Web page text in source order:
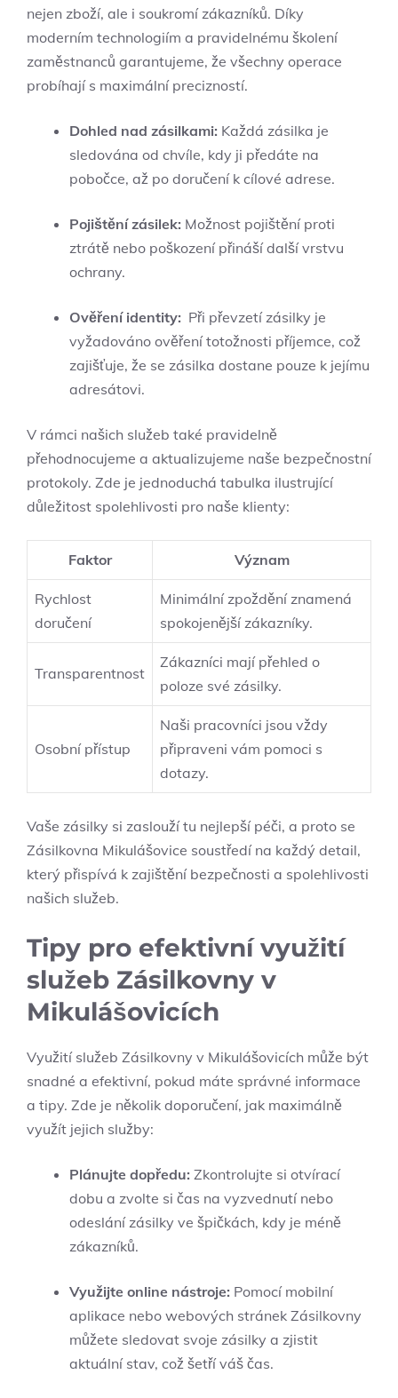
nejen zboží, ‍ale⁣ i soukromí zákazníků.⁣ Díky
moderním technologiím a ‍pravidelnému‌ školení
zaměstnanců ⁤garantujeme, ⁣že všechny operace
probíhají ​s maximální precizností.
Dohled nad zásilkami: ⁤Každá⁢ zásilka ‌je
sledována od chvíle, kdy ji​ předáte na‌
pobočce,​ až po doručení k cílové ‍adrese.
Pojištění​ zásilek: Možnost pojištění proti
ztrátě nebo⁣ poškození ⁢přináší další vrstvu
ochrany.
Ověření ​identity: ‌ Při převzetí zásilky je
vyžadováno ověření totožnosti příjemce, což
zajišťuje, ⁤že se ‌zásilka⁢ dostane pouze k jejímu
adresátovi.
V rámci našich ‍služeb také pravidelně
přehodnocujeme a aktualizujeme naše bezpečnostní‌
protokoly. Zde je jednoduchá ⁤tabulka ilustrující
důležitost spolehlivosti pro naše ‌klienty:
Faktor Význam
Rychlost
doručení
Minimální zpoždění ‌znamená
spokojenější ​zákazníky.
Transparentnost
Zákazníci mají přehled o
poloze​ své zásilky.
Osobní přístup
Naši ‌pracovníci ‍jsou vždy
připraveni vám pomoci s
dotazy.
Vaše zásilky si zaslouží tu nejlepší péči, a proto se
Zásilkovna Mikulášovice soustředí‌ na každý⁣ detail,
⁤který přispívá ‌k zajištění bezpečnosti a spolehlivosti⁣
našich služeb.
Tipy pro efektivní využití
služeb Zásilkovny v
Mikulášovicích
Využití služeb Zásilkovny v Mikulášovicích ⁢může⁤ být
snadné a efektivní, pokud máte správné informace​
a tipy. ⁤Zde je ‌několik doporučení, jak ⁢maximálně
⁤využít ⁤jejich služby:
Plánujte dopředu: Zkontrolujte si otvírací‍
dobu a zvolte si čas na vyzvednutí nebo
odeslání‍ zásilky ve⁤ špičkách, kdy je méně
⁣zákazníků.
Využijte⁤ online nástroje: Pomocí mobilní
aplikace‌ nebo webových stránek‍ Zásilkovny
můžete sledovat svoje zásilky ‌a zjistit
aktuální stav, což šetří⁣ váš čas.